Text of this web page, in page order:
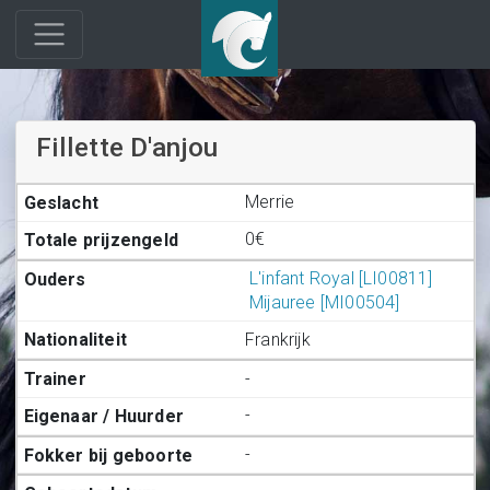
Fillette D'anjou
Merrie
0€
L'infant Royal [LI00811]
Mijauree [MI00504]
Frankrijk
-
-
-